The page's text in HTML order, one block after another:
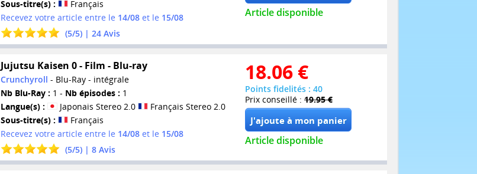
Sous-titre(s) :
Français
Recevez votre article entre le 14/08et le 15/08
(5/5) | 24Avis
Article disponible
Jujutsu Kaisen 0 - Film - Blu-ray
Crunchyroll - Blu-Ray - intégrale
Nb Blu-Ray : 1 - Nb épisodes : 1
Langue(s) :
Japonais Stereo 2.0
Français Stereo 2.0
Sous-titre(s) :
Français
Recevez votre article entre le 14/08et le 15/08
(5/5) | 8Avis
18.06 €
Points fidelités : 40
Prix conseillé : 19.95 €
Article disponible